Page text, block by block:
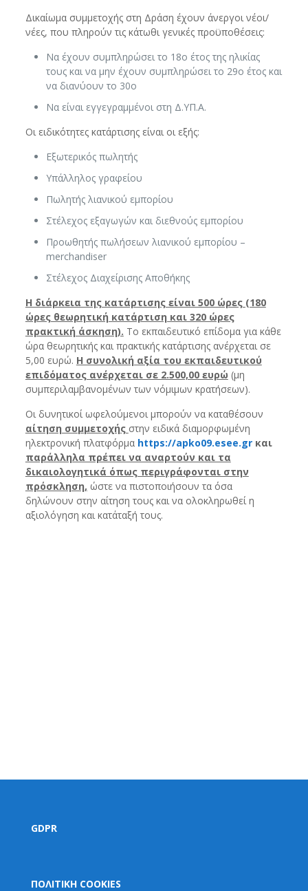
Δικαίωμα συμμετοχής στη Δράση έχουν άνεργοι νέοι/
νέες, που πληρούν τις κάτωθι γενικές προϋποθέσεις:
Να έχουν συμπληρώσει το 18ο έτος της ηλικίας
τους και να μην έχουν συμπληρώσει το 29ο έτος και
να διανύουν το 30ο
Να είναι εγγεγραμμένοι στη Δ.ΥΠ.Α.
Οι ειδικότητες κατάρτισης είναι οι εξής:
Εξωτερικός πωλητής
Υπάλληλος γραφείου
Πωλητής λιανικού εμπορίου
Στέλεχος εξαγωγών και διεθνούς εμπορίου
Προωθητής πωλήσεων λιανικού εμπορίου –
merchandiser
Στέλεχος Διαχείρισης Αποθήκης
Η διάρκεια της κατάρτισης είναι 500 ώρες (180
ώρες θεωρητική κατάρτιση και 320 ώρες
πρακτική άσκηση). Το εκπαιδευτικό επίδομα για κάθε
ώρα θεωρητικής και πρακτικής κατάρτισης ανέρχεται σε
5,00 ευρώ. Η συνολική αξία του εκπαιδευτικού
επιδόματος ανέρχεται σε 2.500,00 ευρώ (μη
συμπεριλαμβανομένων των νόμιμων κρατήσεων).
Οι δυνητικοί ωφελούμενοι μπορούν να καταθέσουν
αίτηση συμμετοχής στην ειδικά διαμορφωμένη
ηλεκτρονική πλατφόρμα https://apko09.esee.grκαι
παράλληλα πρέπει να αναρτούν και τα
δικαιολογητικά όπως περιγράφονται στην
πρόσκληση, ώστε να πιστοποιήσουν τα όσα
δηλώνουν στην αίτηση τους και να ολοκληρωθεί η
αξιολόγηση και κατάταξή τους.
GDPR
ΠΟΛΙΤΙΚΗ COOKIES